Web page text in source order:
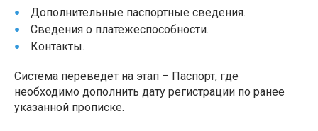
Дополнительные паспортные сведения.
Сведения о платежеспособности.
Контакты.
Система переведет на этап – Паспорт, где
необходимо дополнить дату регистрации по ранее
указанной прописке.